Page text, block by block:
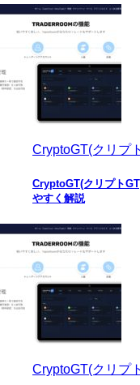
CryptoGT(クリプ
CryptoGT(クリプト
やすく解説
CryptoGT(クリプ